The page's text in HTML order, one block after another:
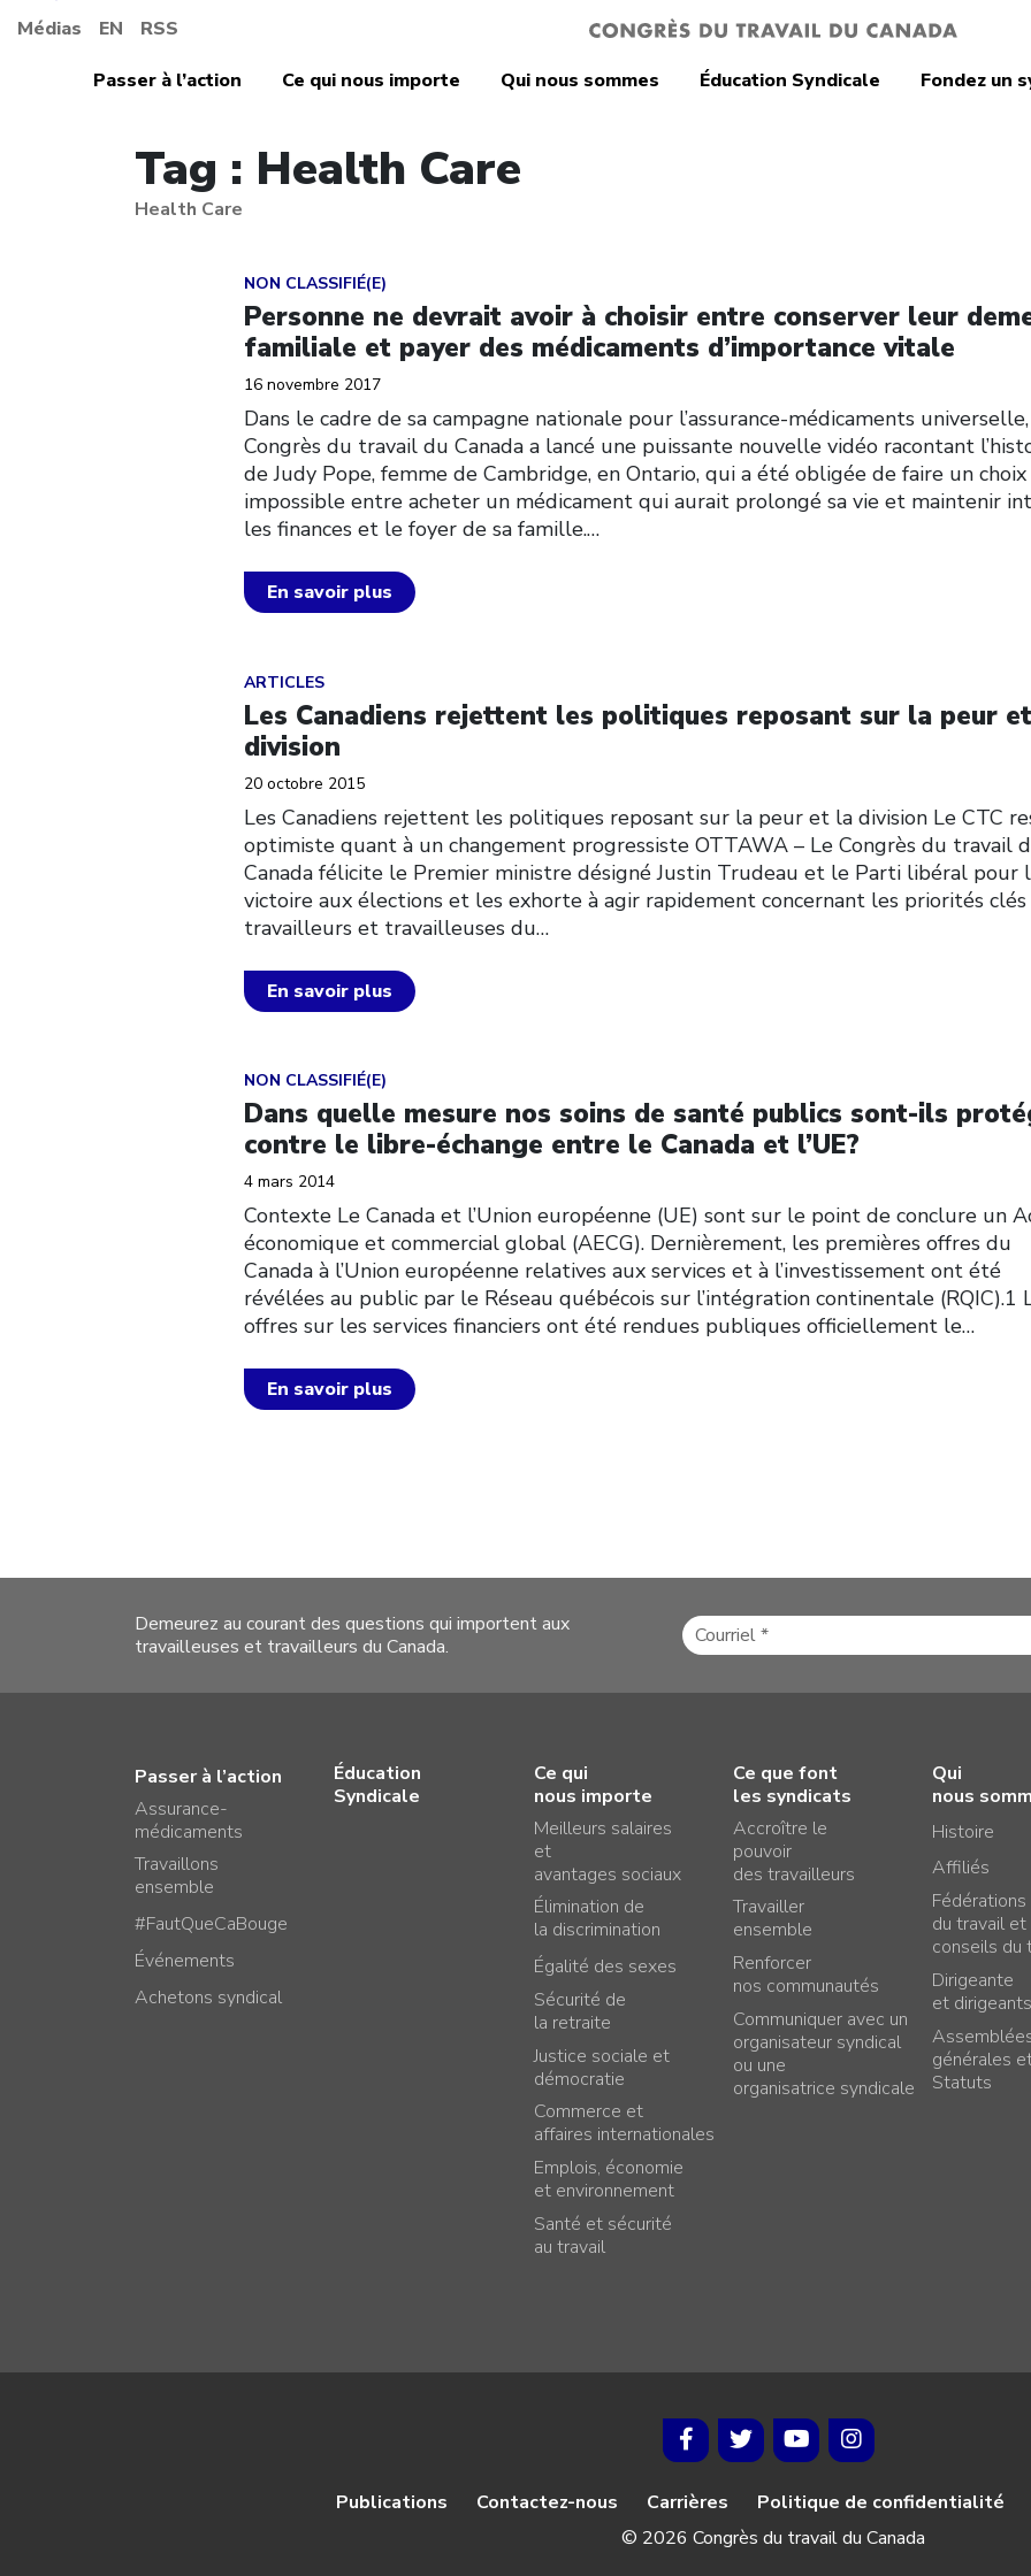
Médias EN RSS
Passer à l’action
Ce qui nous importe Qui nous sommes Éducation Syndicale Fondez un
Tag : Health Care
Health Care
NON CLASSIFIÉ(E)
Personne ne devrait avoir à choisir entre conserver leur
familiale et payer des médicaments d’importance vitale
16 novembre 2017
Dans le cadre de sa campagne nationale pour l’assurance-médicaments
Congrès du travail du Canada a lancé une puissante nouvelle vidéo racontant
de Judy Pope, femme de Cambridge, en Ontario, qui a été obligée de faire un choix
impossible entre acheter un médicament qui aurait prolongé sa vie et maintenir
les finances et le foyer de sa famille.…
En savoir plus
Click to open the link
ARTICLES
Les Canadiens rejettent les politiques reposant sur la peur
division
20 octobre 2015
Les Canadiens rejettent les politiques reposant sur la peur et la division Le CTC
optimiste quant à un changement progressiste OTTAWA – Le Congrès du travail
Canada félicite le Premier ministre désigné Justin Trudeau et le Parti libéral pour
victoire aux élections et les exhorte à agir rapidement concernant les priorités clés
travailleurs et travailleuses du…
En savoir plus
NON CLASSIFIÉ(E)
Dans quelle mesure nos soins de santé publics sont-ils
contre le libre-échange entre le Canada et l’UE?
4 mars 2014
Contexte Le Canada et l’Union européenne (UE) sont sur le point de conclure un
économique et commercial global (AECG). Dernièrement, les premières offres du
Canada à l’Union européenne relatives aux services et à l’investissement ont été
révélées au public par le Réseau québécois sur l’intégration continentale (RQIC).1
offres sur les services financiers ont été rendues publiques officiellement le…
En savoir plus
Click to open the link
Demeurez au courant des questions qui importent aux
travailleuses et travailleurs du Canada.
Passer à l’action
Assurance-
médicaments
Travaillons
ensemble
#FautQueCaBouge
Événements
Achetons syndical
Éducation
Syndicale
Ce qui
nous importe
Meilleurs salaires
et
avantages sociaux
Élimination de
la discrimination
Égalité des sexes
Sécurité de
la retraite
Justice sociale et
démocratie
Commerce et
affaires internationales
Emplois, économie
et environnement
Santé et sécurité
au travail
Ce que font
les syndicats
Accroître le
pouvoir
des travailleurs
Travailler
ensemble
Renforcer
nos communautés
Communiquer avec un
organisateur syndical
ou une
organisatrice syndicale
Qui
nous
Histoire
Affiliés
Fédérations
du travail et
conseils du
Dirigeante
et dirigeants
générales
Statuts
Publications Contactez-nous Carrières Politique de confidentialité
© 2026 Congrès du travail du Canada